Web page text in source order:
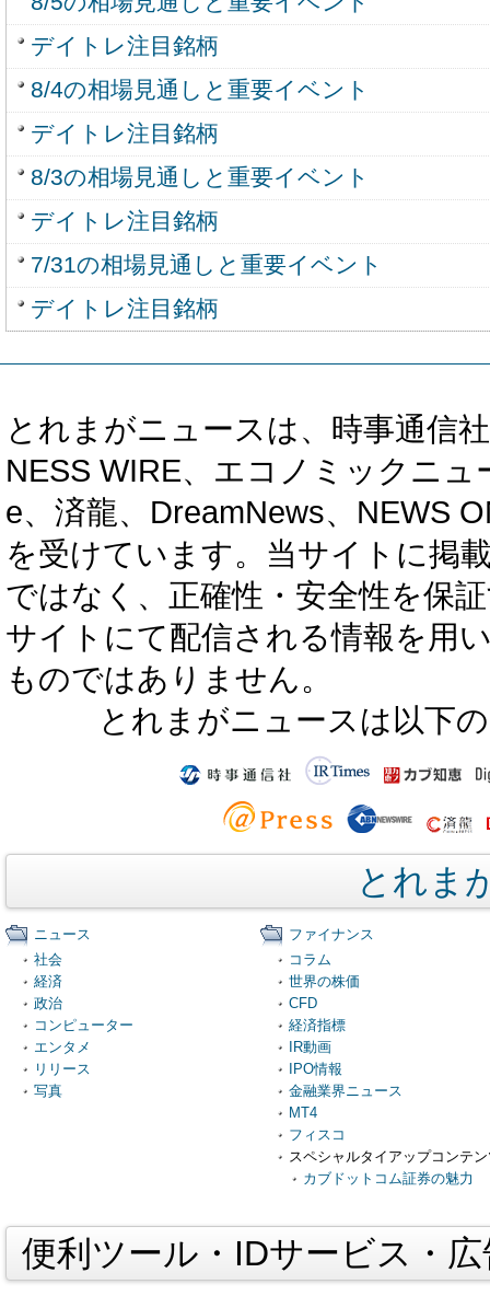
デイトレ注目銘柄
8/4の相場見通しと重要イベント
デイトレ注目銘柄
8/3の相場見通しと重要イベント
デイトレ注目銘柄
7/31の相場見通しと重要イベント
デイトレ注目銘柄
とれまがニュースは、時事通信
NESS WIRE、エコノミックニ
e、済龍、DreamNews、NEWS
を受けています。当サイトに掲
ではなく、正確性・安全性を保
サイトにて配信される情報を用
ものではありません。
とれまがニュースは以下
とれま
ニュース
社会
経済
政治
コンピューター
エンタメ
リリース
写真
ファイナンス
コラム
世界の株価
CFD
経済指標
IR動画
IPO情報
金融業界ニュース
MT4
フィスコ
スペシャルタイアップコンテ
カブドットコム証券の魅力
便利ツール・IDサービス・